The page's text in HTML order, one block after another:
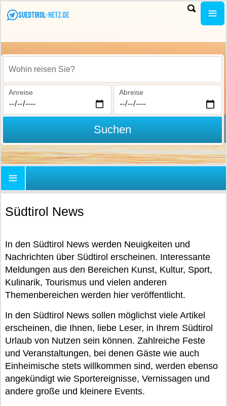
Wohin reisen Sie?
Anreise Abreise
Suchen
Südtirol News
In den Südtirol News werden Neuigkeiten und
Nachrichten über Südtirol erscheinen. Interessante
Meldungen aus den Bereichen Kunst, Kultur, Sport,
Kulinarik, Tourismus und vielen anderen
Themenbereichen werden hier veröffentlicht.
In den Südtirol News sollen möglichst viele Artikel
erscheinen, die Ihnen, liebe Leser, in Ihrem Südtirol
Urlaub von Nutzen sein können. Zahlreiche Feste
und Veranstaltungen, bei denen Gäste wie auch
Einheimische stets willkommen sind, werden ebenso
angekündigt wie Sportereignisse, Vernissagen und
andere große und kleinere Events.